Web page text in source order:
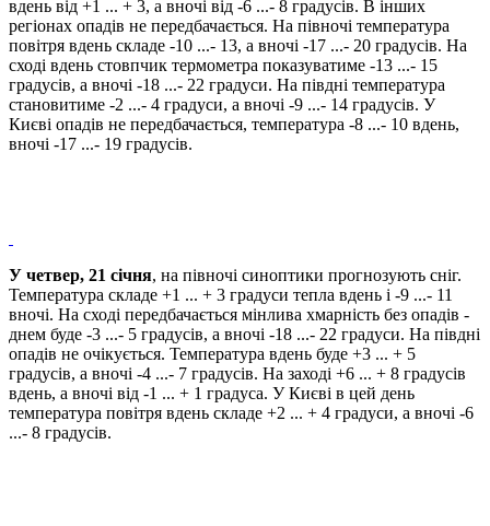
вдень від +1 ... + 3, а вночі від -6 ...- 8 градусів. В інших
регіонах опадів не передбачається. На півночі температура
повітря вдень складе -10 ...- 13, а вночі -17 ...- 20 градусів. На
сході вдень стовпчик термометра показуватиме -13 ...- 15
градусів, а вночі -18 ...- 22 градуси. На півдні температура
становитиме -2 ...- 4 градуси, а вночі -9 ...- 14 градусів. У
Києві опадів не передбачається, температура -8 ...- 10 вдень,
вночі -17 ...- 19 градусів.
У четвер, 21 січня, на півночі синоптики прогнозують сніг.
Температура складе +1 ... + 3 градуси тепла вдень і -9 ...- 11
вночі. На сході передбачається мінлива хмарність без опадів -
днем ​​буде -3 ...- 5 градусів, а вночі -18 ...- 22 градуси. На півдні
опадів не очікується. Температура вдень буде +3 ... + 5
градусів, а вночі -4 ...- 7 градусів. На заході +6 ... + 8 градусів
вдень, а вночі від -1 ... + 1 градуса. У Києві в цей день
температура повітря вдень складе +2 ... + 4 градуси, а вночі -6
...- 8 градусів.